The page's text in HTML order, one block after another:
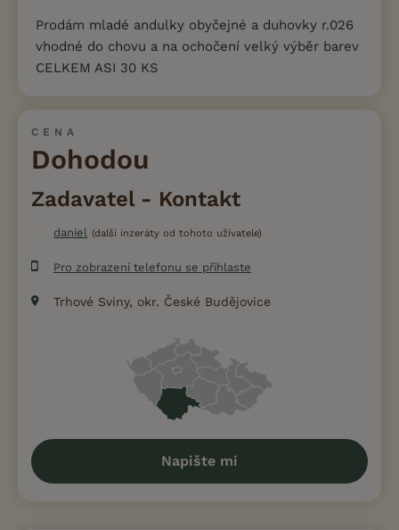
Prodám mladé andulky obyčejné a duhovky r.026
vhodné do chovu a na ochočení velký výběr barev
CELKEM ASI 30 KS
CENA
Dohodou
Zadavatel - Kontakt
daniel (další inzeráty od tohoto uživatele)
Pro zobrazení telefonu se přihlaste
Trhové Sviny, okr. České Budějovice
Napište mi